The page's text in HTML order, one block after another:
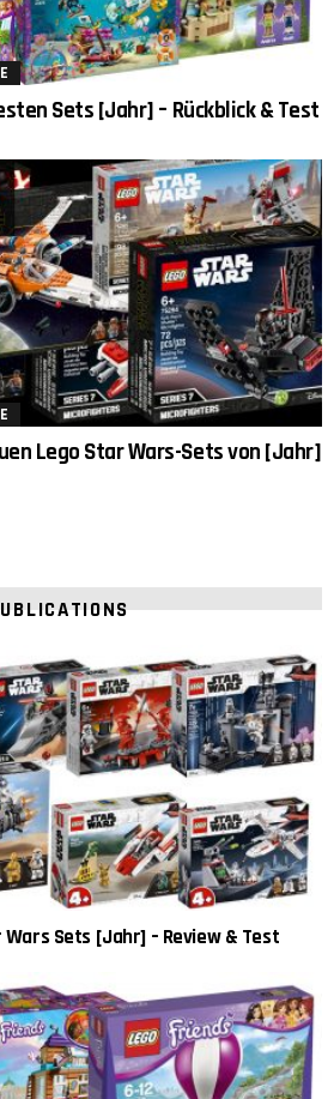
Sets [Jahr] – Rückblick & Test
Lego Star Wars-Sets von [Jahr]
Wars Sets [Jahr] – Review & Test